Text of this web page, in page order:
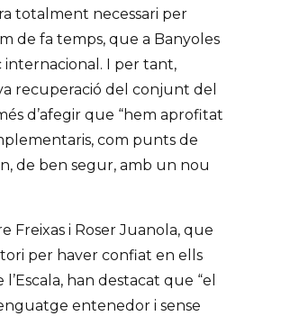
totalment necessari per
de fa temps, que a Banyoles
I per tant,
recuperació del conjunt del
d’afegir que “hem aprofitat
com punts de
de ben segur, amb un nou
Freixas i Roser Juanola, que
per haver confiat en ells
han destacat que “el
entenedor i sense